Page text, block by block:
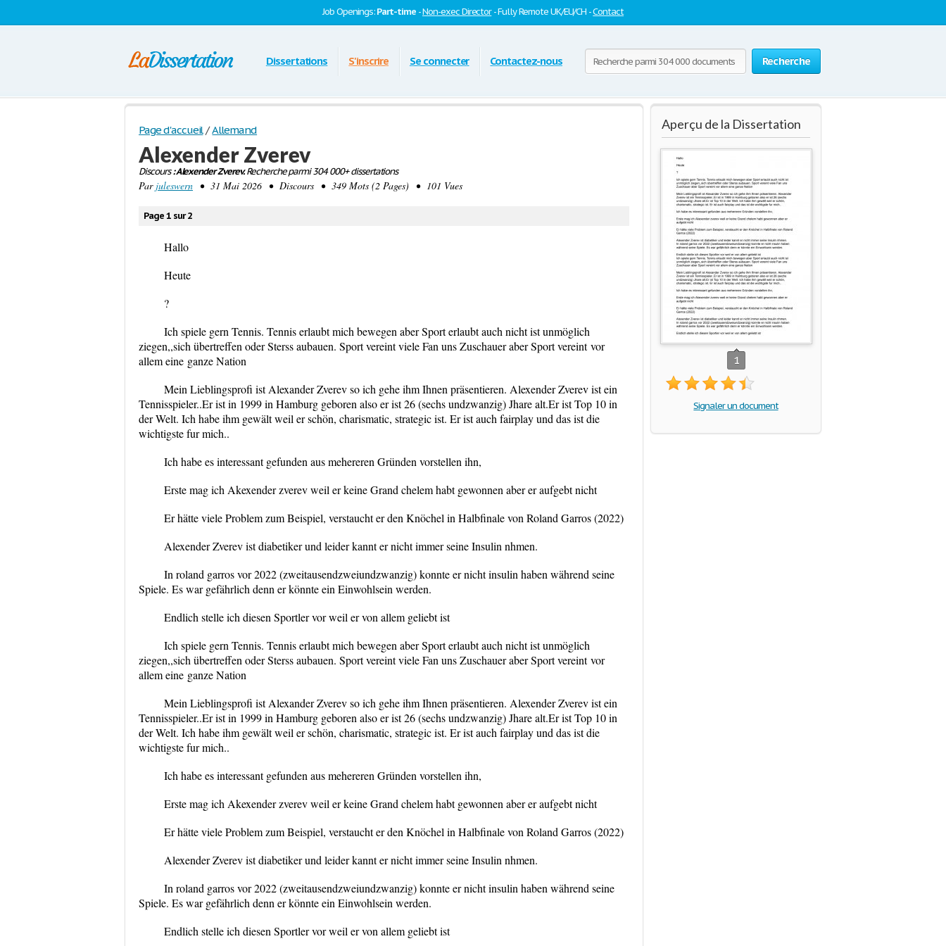
Job Openings:Part-time -Non-exec Director- Fully Remote UK/EU/CH -Contact
Recherche
Dissertations S'inscrire Se connecter Contactez-nous
Page d'accueil / Allemand
Alexender Zverev
Discours: Alexender Zverev.Recherche parmi 304 000+ dissertations
Par juleswern • 31 Mai 2026 • Discours • 349 Mots (2 Pages) • 101 Vues
Page 1 sur 2
Hallo
Heute
?
Ich spiele gern Tennis. Tennis erlaubt mich bewegen aber Sport erlaubt auch nicht ist unmöglich
ziegen,,sich übertreffen oder Sterss aubauen. Sport vereint viele Fan uns Zuschauer aber Sport vereintvor
allem eine ganze Nation
Mein Lieblingsprofi ist Alexander Zverev so ich gehe ihm Ihnen präsentieren. Alexender Zverev ist ein
Tennisspieler..Er ist in 1999 in Hamburg geboren also er ist 26 (sechs undzwanzig) Jhare alt.Er ist Top 10 in
der Welt. Ich habe ihm gewält weil er schön, charismatic, strategic ist. Er ist auch fairplay und das ist die
wichtigste fur mich..
Ich habe es interessant gefunden aus mehereren Gründen vorstellen ihn,
Erste mag ich Akexender zverev weil er keine Grand chelem habt gewonnen aber er aufgebt nicht
Er hätte viele Problem zum Beispiel, verstaucht er den Knöchel in Halbfinale von Roland Garros (2022)
Alexender Zverev ist diabetiker und leider kannt er nicht immer seine Insulin nhmen.
In roland garros vor 2022 (zweitausendzweiundzwanzig) konnte er nicht insulin haben während seine
Spiele. Es war gefährlich denn er könnte ein Einwohlsein werden.
Endlich stelle ich diesen Sportler vor weil er von allem geliebt ist
Ich spiele gern Tennis. Tennis erlaubt mich bewegen aber Sport erlaubt auch nicht ist unmöglich
ziegen,,sich übertreffen oder Sterss aubauen. Sport vereint viele Fan uns Zuschauer aber Sport vereintvor
allem eine ganze Nation
Mein Lieblingsprofi ist Alexander Zverev so ich gehe ihm Ihnen präsentieren. Alexender Zverev ist ein
Tennisspieler..Er ist in 1999 in Hamburg geboren also er ist 26 (sechs undzwanzig) Jhare alt.Er ist Top 10 in
der Welt. Ich habe ihm gewält weil er schön, charismatic, strategic ist. Er ist auch fairplay und das ist die
wichtigste fur mich..
Ich habe es interessant gefunden aus mehereren Gründen vorstellen ihn,
Erste mag ich Akexender zverev weil er keine Grand chelem habt gewonnen aber er aufgebt nicht
Er hätte viele Problem zum Beispiel, verstaucht er den Knöchel in Halbfinale von Roland Garros (2022)
Alexender Zverev ist diabetiker und leider kannt er nicht immer seine Insulin nhmen.
In roland garros vor 2022 (zweitausendzweiundzwanzig) konnte er nicht insulin haben während seine
Spiele. Es war gefährlich denn er könnte ein Einwohlsein werden.
Endlich stelle ich diesen Sportler vor weil er von allem geliebt ist
Aperçu de la Dissertation
1
Signaler un document